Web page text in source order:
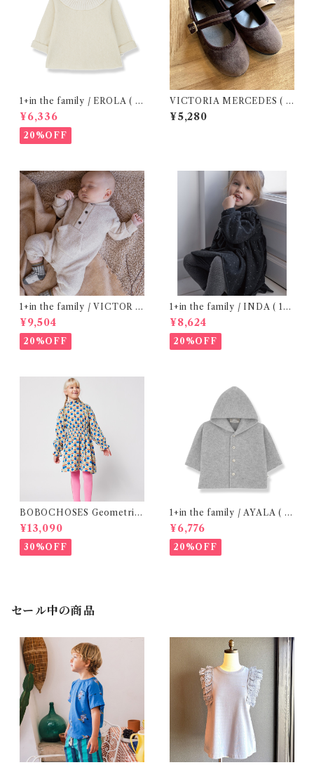
1+in the family / EROLA ( 2
4m )
¥6,336
20%OFF
VICTORIA MERCEDES ( 2
9-34 / Testa )
¥5,280
1+in the family / VICTOR (
12m )
¥9,504
20%OFF
1+in the family / INDA ( 12-
48m )
¥8,624
20%OFF
BOBOCHOSES Geometric
Scacs all over dress / 4-8Y
¥13,090
30%OFF
1+in the family / AYALA ( 2
4m )
¥6,776
20%OFF
セール中の商品